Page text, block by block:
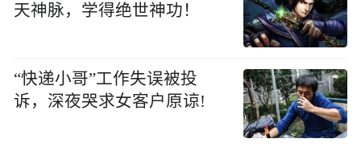
天神脉，学得绝世神功！
“快递小哥”工作失误被投
诉，深夜哭求女客户原谅!